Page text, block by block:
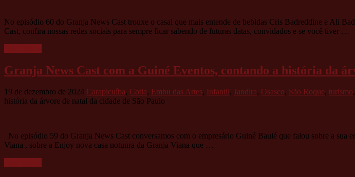
No episódio 60 do Granja News Cast trouxe o casal que mais entende de bebidas Cris Badreddine e Ali
Cast, confira nossas redes sociais para sempre ficar sabendo de futuras datas, convidados e se você tiver …
Granja News Cast com a Guiné Eventos, contando a história da
19 de dezembro de 2024 Carapicuíba, Cotia, Embu das Artes, Infantil, Jandira, Osasco, São Roque, turismo,
história da árvore de natal da cidade de São Paulo
No episódio 59 do Granja News Cast conversamos com o empresário Guiné Baulé que falou sobre a
Viana , sobre a Enjoy nova casa notunra da Granja Viana que …